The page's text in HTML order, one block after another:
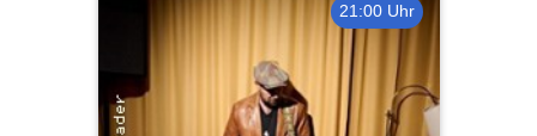
21:00 Uhr